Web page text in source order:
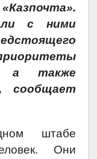
с ними
а также
сообщает
штабе
Они